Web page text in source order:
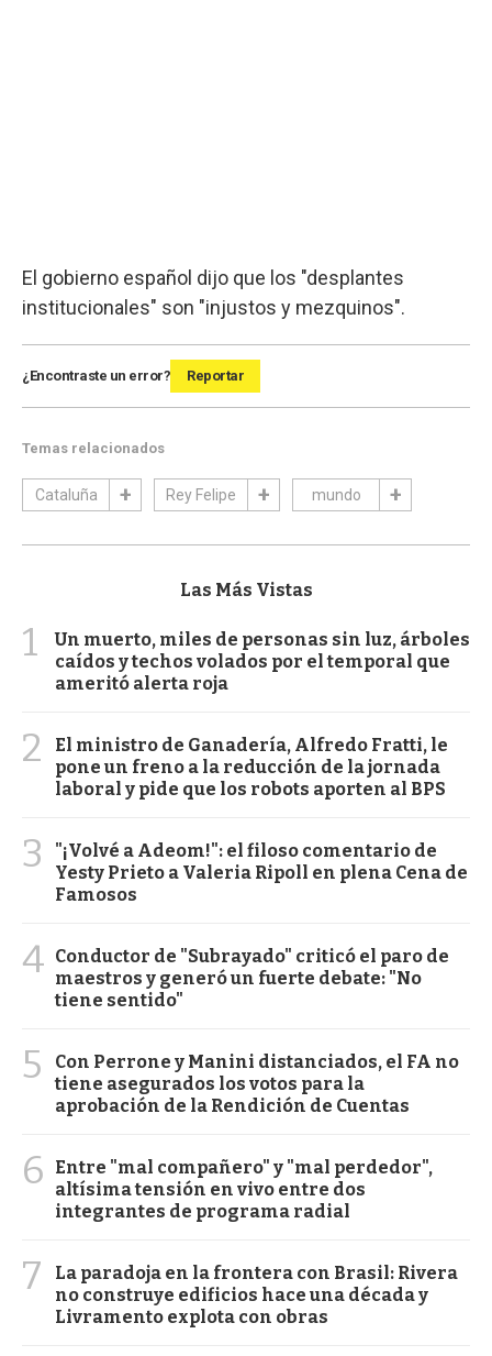
El gobierno español dijo que los "desplantes
institucionales" son "injustos y mezquinos".
¿Encontraste un error? Reportar
Temas relacionados
Cataluña Rey Felipe mundo
Las Más Vistas
1
Un muerto, miles de personas sin luz, árboles
caídos y techos volados por el temporal que
ameritó alerta roja
2
El ministro de Ganadería, Alfredo Fratti, le
pone un freno a la reducción de la jornada
laboral y pide que los robots aporten al BPS
3
"¡Volvé a Adeom!": el filoso comentario de
Yesty Prieto a Valeria Ripoll en plena Cena de
Famosos
4 Conductor de "Subrayado" criticó el paro de
maestros y generó un fuerte debate: "No
tiene sentido"
5
Con Perrone y Manini distanciados, el FA no
tiene asegurados los votos para la
aprobación de la Rendición de Cuentas
6
Entre "mal compañero" y "mal perdedor",
altísima tensión en vivo entre dos
integrantes de programa radial
7
La paradoja en la frontera con Brasil: Rivera
no construye edificios hace una década y
Livramento explota con obras